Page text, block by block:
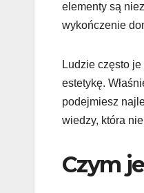
elementy są
wykończenie
Ludzie często
estetykę.
podejmiesz
wiedzy, która
Czym